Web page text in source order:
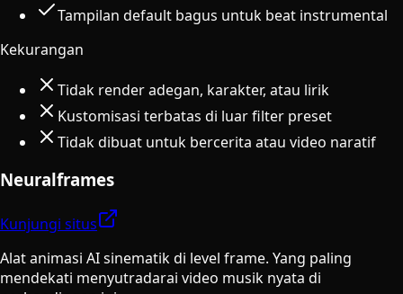
Tampilan default bagus untuk beat instrumental
Kekurangan
Tidak render adegan, karakter, atau lirik
Kustomisasi terbatas di luar filter preset
Tidak dibuat untuk bercerita atau video naratif
Neuralframes
Kunjungi situs
Alat animasi AI sinematik di level frame. Yang paling
mendekati menyutradarai video musik nyata di